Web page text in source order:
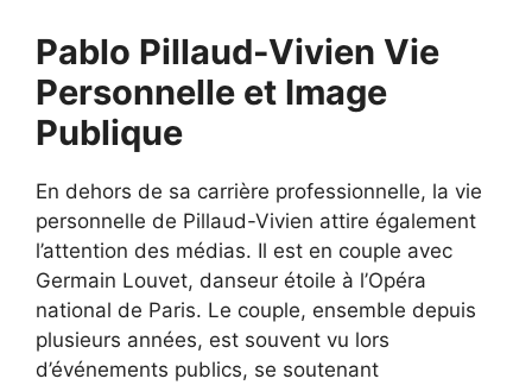
Pablo Pillaud-Vivien Vie
Personnelle et Image
Publique
En dehors de sa carrière professionnelle, la vie
personnelle de Pillaud-Vivien attire également
l’attention des médias. Il est en couple avec
Germain Louvet, danseur étoile à l’Opéra
national de Paris. Le couple, ensemble depuis
plusieurs années, est souvent vu lors
d’événements publics, se soutenant